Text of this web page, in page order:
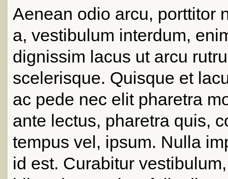
Aenean odio arcu, porttitor
a, vestibulum interdum,
dignissim lacus ut arcu
scelerisque. Quisque et
ac pede nec elit pharetra
ante lectus, pharetra quis,
tempus vel, ipsum. Nulla
id est. Curabitur